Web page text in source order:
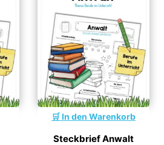
In den Warenkorb
Steckbrief Anwalt